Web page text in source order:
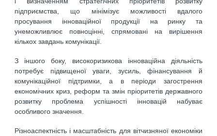
підприємства, що мінімізує можливості вдалого
просування інноваційної продукції на ринку та
унеможливлює повноцінні, спрямовані на вирішення
кількох завдань комунікації.
З іншого боку, високоризикова інноваційна діяльність
потребує підвищеної уваги, зусиль, фінансування й
комунікаційної підтримки, а в періоди загострення
економічних криз, реформ та змін пріоритетів державного
розвитку проблема успішності інновацій набуває
особливого значення.
Різноаспектність і масштабність для вітчизняної економіки